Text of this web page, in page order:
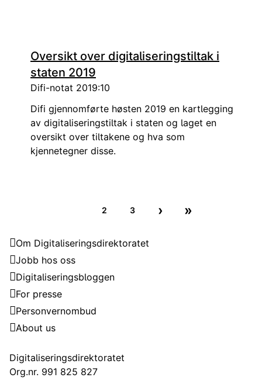
Oversikt over digitaliseringstiltak i
staten 2019
Difi-notat 2019:10
Difi gjennomførte høsten 2019 en kartlegging
av digitaliseringstiltak i staten og laget en
oversikt over tiltakene og hva som
kjennetegner disse.
2
3
›
»
Om Digitaliseringsdirektoratet
Jobb hos oss
Digitaliseringsbloggen
For presse
Personvernombud
About us
Digitaliseringsdirektoratet
Org.nr. 991 825 827